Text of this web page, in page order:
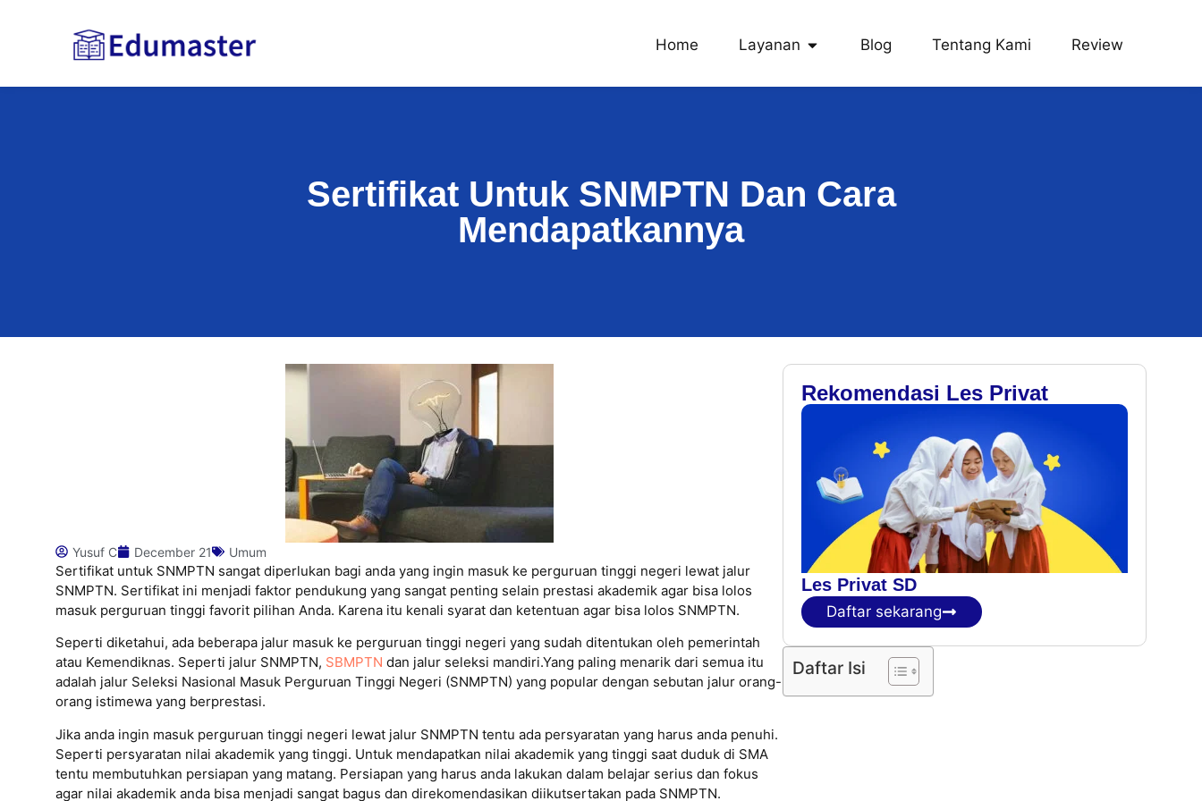
Home Layanan Blog Tentang Kami Review
Sertifikat Untuk SNMPTN Dan Cara
Mendapatkannya
Yusuf C December 21 Umum
Sertifikat untuk SNMPTN sangat diperlukan bagi anda yang ingin masuk ke perguruan tinggi negeri lewat jalur
SNMPTN. Sertifikat ini menjadi faktor pendukung yang sangat penting selain prestasi akademik agar bisa lolos
masuk perguruan tinggi favorit pilihan Anda. Karena itu kenali syarat dan ketentuan agar bisa lolos SNMPTN.
Seperti diketahui, ada beberapa jalur masuk ke perguruan tinggi negeri yang sudah ditentukan oleh pemerintah
atau Kemendiknas. Seperti jalur SNMPTN, SBMPTN dan jalur seleksi mandiri.Yang paling menarik dari semua itu
adalah jalur Seleksi Nasional Masuk Perguruan Tinggi Negeri (SNMPTN) yang popular dengan sebutan jalur orang-
orang istimewa yang berprestasi.
Jika anda ingin masuk perguruan tinggi negeri lewat jalur SNMPTN tentu ada persyaratan yang harus anda penuhi.
Seperti persyaratan nilai akademik yang tinggi. Untuk mendapatkan nilai akademik yang tinggi saat duduk di SMA
tentu membutuhkan persiapan yang matang. Persiapan yang harus anda lakukan dalam belajar serius dan fokus
agar nilai akademik anda bisa menjadi sangat bagus dan direkomendasikan diikutsertakan pada SNMPTN.
Rekomendasi Les Privat
Les Privat SD
Daftar sekarang
Daftar Isi